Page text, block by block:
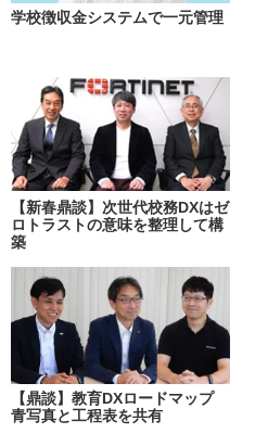
学校徴収金システムで一元管理
【新春鼎談】次世代校務DXはゼ
ロトラストの意味を整理して構
築
【鼎談】教育DXロードマップ
青写真と工程表を共有